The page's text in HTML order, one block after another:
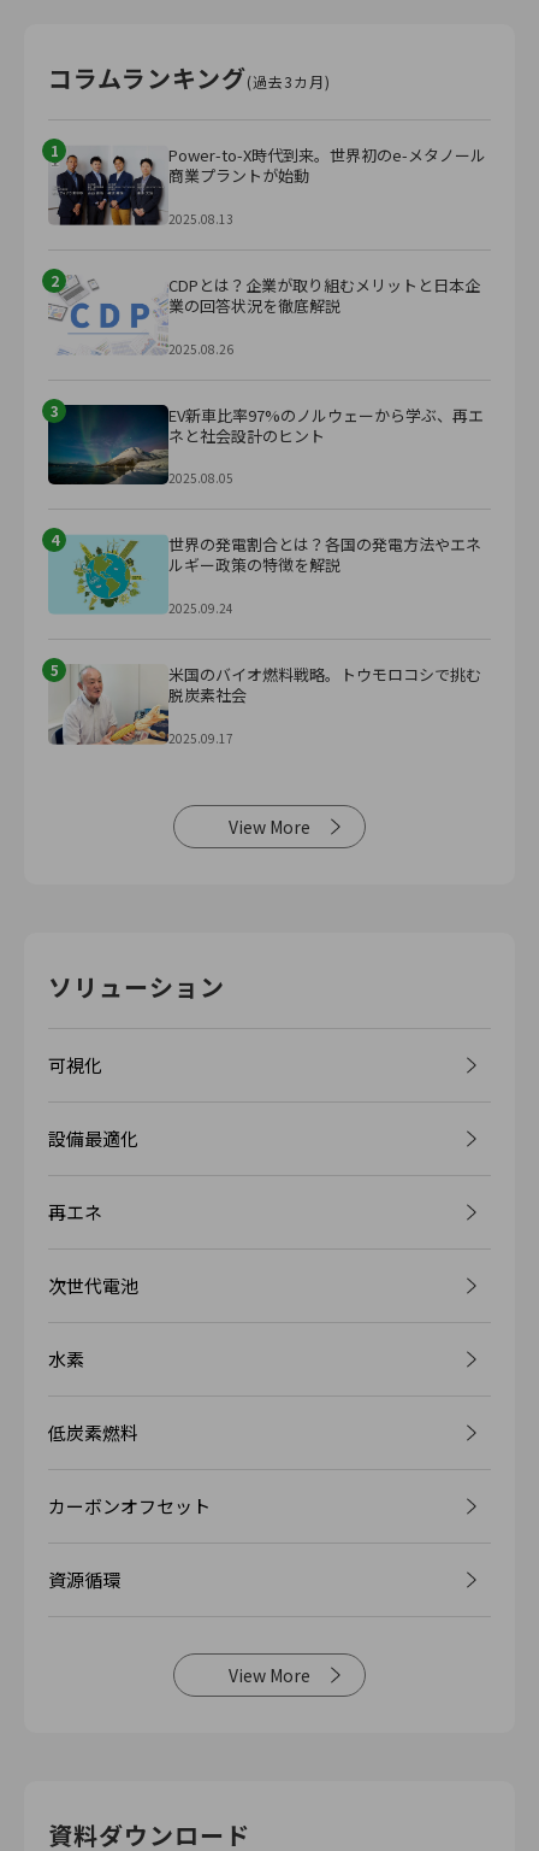
コラムランキング(過去3カ月)
1
Power-to-X時代到来。世界初のe-メタノール
商業プラントが始動
2025.08.13
2
CDPとは？企業が取り組むメリットと日本企
業の回答状況を徹底解説
2025.08.26
3
EV新車比率97%のノルウェーから学ぶ、再エ
ネと社会設計のヒント
2025.08.05
4
世界の発電割合とは？各国の発電方法やエネ
ルギー政策の特徴を解説
2025.09.24
5
米国のバイオ燃料戦略。トウモロコシで挑む
脱炭素社会
2025.09.17
View More
ソリューション
可視化
設備最適化
再エネ
次世代電池
水素
低炭素燃料
カーボンオフセット
資源循環
View More
資料ダウンロード